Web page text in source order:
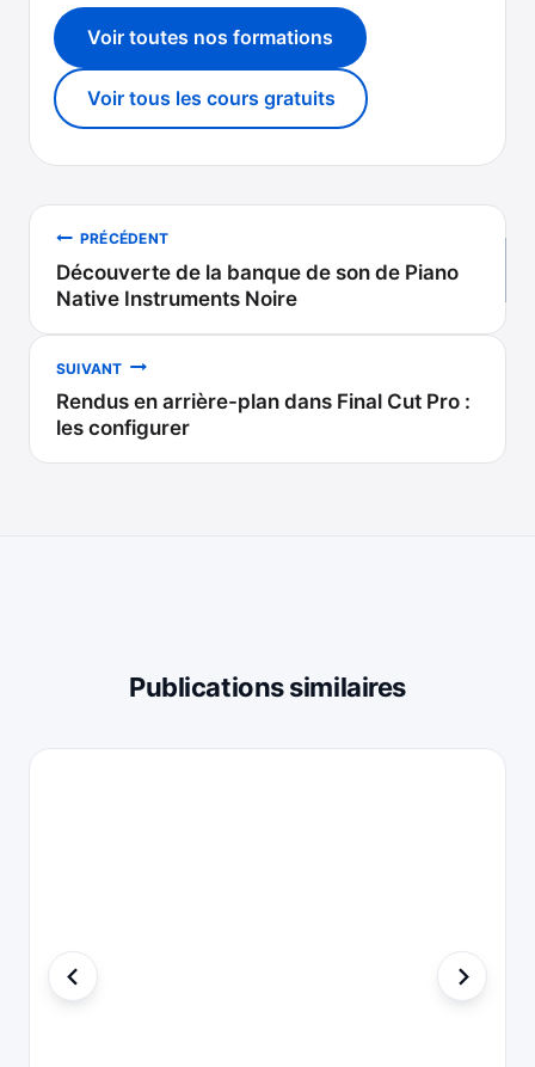
Voir toutes nos formations
Voir tous les cours gratuits
Navigation
de
l’article
PRÉCÉDENT
Découverte de la banque de son de Piano
Native Instruments Noire
SUIVANT
Rendus en arrière-plan dans Final Cut Pro :
les configurer
Publications similaires